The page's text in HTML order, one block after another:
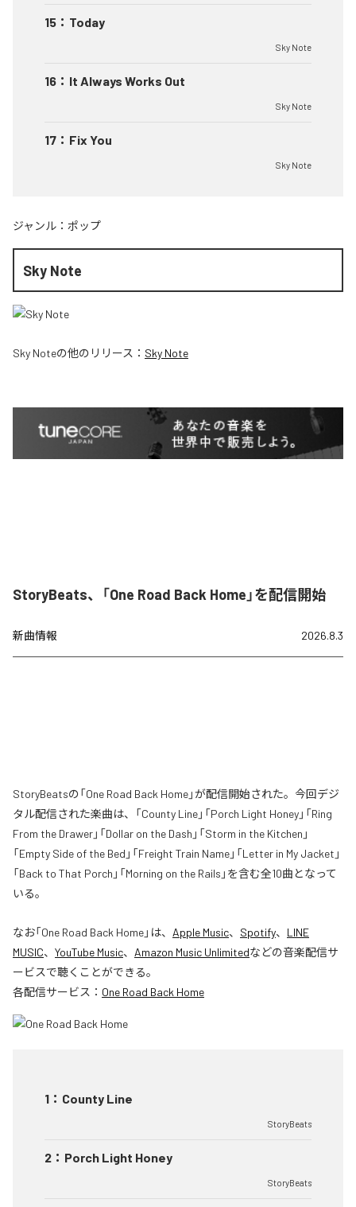
15 ： Today
Sky Note
16 ： It Always Works Out
Sky Note
17 ： Fix You
Sky Note
ジャンル： ポップ
Sky Note
Sky Noteの他のリリース： Sky Note
StoryBeats、「One Road Back Home」を配信開始
新曲情報 2026.8.3
StoryBeatsの「One Road Back Home」が配信開始された。今回デジ
タル配信された楽曲は、「County Line」「Porch Light Honey」「Ring
From the Drawer」「Dollar on the Dash」「Storm in the Kitchen」
「Empty Side of the Bed」「Freight Train Name」「Letter in My Jacket」
「Back to That Porch」「Morning on the Rails」を含む全10曲となって
いる。
なお「One Road Back Home」は、 Apple Music、 Spotify、 LINE
MUSIC、 YouTube Music、 Amazon Music Unlimitedなどの音楽配信サ
ービスで聴くことができる。
各配信サービス： One Road Back Home
1 ： County Line
StoryBeats
2 ： Porch Light Honey
StoryBeats